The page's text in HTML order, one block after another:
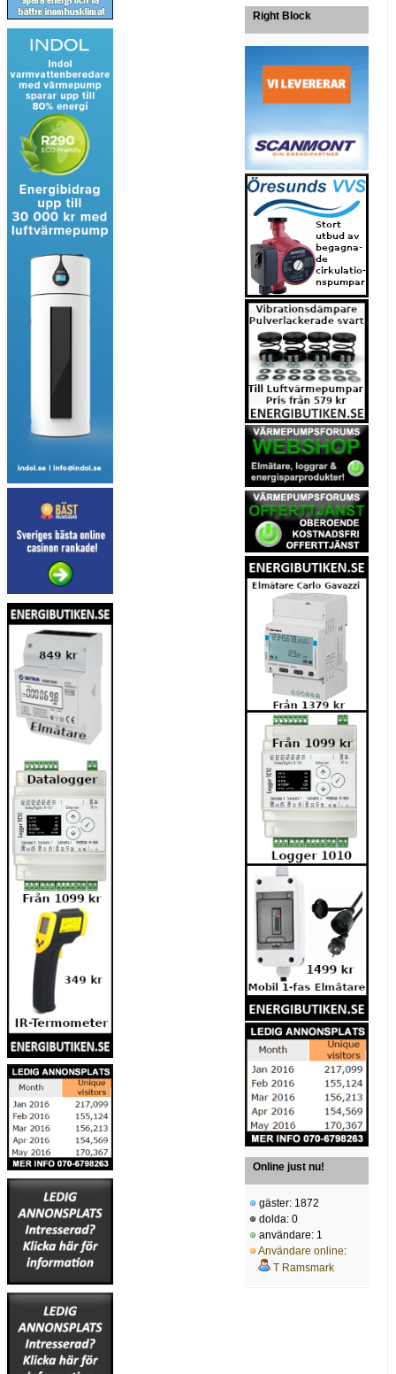
Right Block
Online just nu!
gäster: 1872
dolda: 0
användare: 1
Användare online:
T Ramsmark